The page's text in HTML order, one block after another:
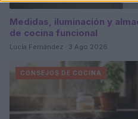
Medidas, iluminación y
de cocina funcional
Lucía Fernández · 3 Ago 2026
CONSEJOS DE COCINA